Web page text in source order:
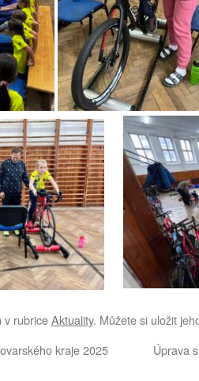
v rubriceAktuality. Můžete si uložit
kraje 2025 Úprava